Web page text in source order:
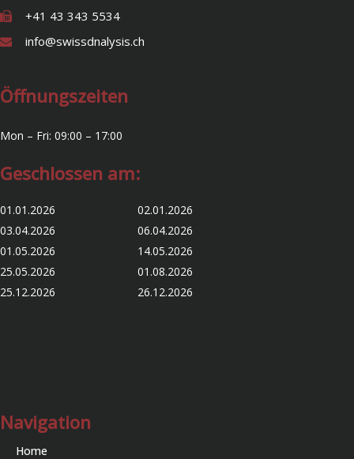
+41 43 343 5534
info@swissdnalysis.ch
Öffnungszeiten
Mon – Fri: 09:00 – 17:00
Geschlossen am:
01.01.2026 02.01.2026
03.04.2026 06.04.2026
01.05.2026 14.05.2026
25.05.2026 01.08.2026
25.12.2026 26.12.2026
Navigation
Home